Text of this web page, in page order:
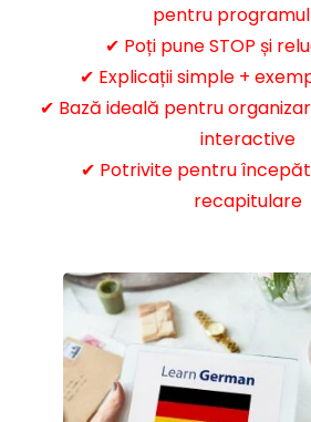
pentru
✔ Poți pune STOP și
✔ Explicații simple +
✔ Bază ideală pentru
interactive
✔ Potrivite pentru
recapitulare